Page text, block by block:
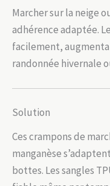
Marcher sur la neige
adhérence adaptée.
facilement,
randonnée hivernale
Solution
Ces crampons de
manganèse
bottes. Les sangles